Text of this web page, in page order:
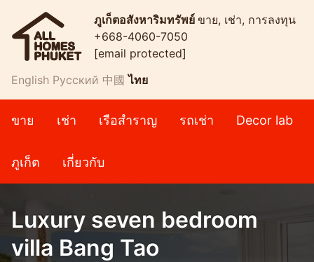
ภูเก็ตอสังหาริมทรัพย์ ขาย, เช่า, การลงทุน
+668-4060-7050
[email protected]
English Русский 中國 ไทย
ขาย เช่า เรือสำราญ รถเช่า Decor lab
ภูเก็ต เกี่ยวกับ
Luxury seven bedroom
villa Bang Tao